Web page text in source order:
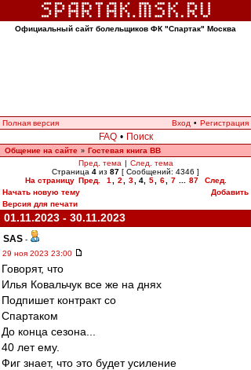
Официальный сайт болельщиков ФК "Спартак" Москва
Полная версия Вход • Регистрация
FAQ • Поиск
Общение на сайте » Гостевая книга ВВ
Пред. тема | След. тема
Страница 4 из 87 [ Сообщений: 4346 ]
На страницу Пред. 1 2 3 4, 5 6 7 87
След.
Начать новую тему
Добавить
Версия для печати
01.11.2023 - 30.11.2023
SAS -
29 ноя 2023 23:00
Говорят, что
Илья Ковальчук все же на днях
Подпишет контракт со
Спартаком
До конца сезона...
40 лет ему.
Фиг знает, что это будет усиление